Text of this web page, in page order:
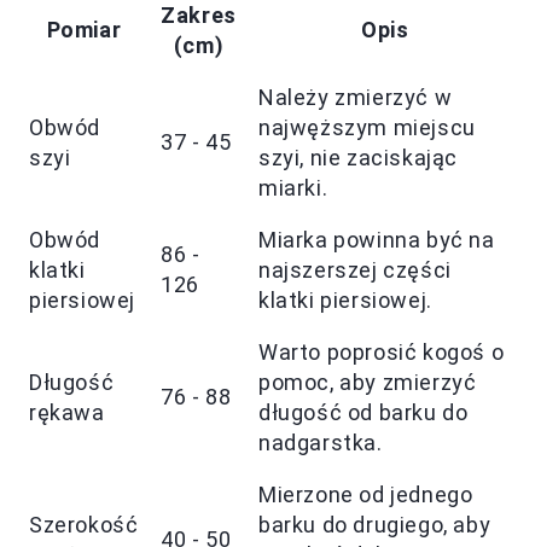
Pomiar
Zakres
(cm)
Opis
Obwód
szyi
37 - 45
Należy zmierzyć w
najwęższym miejscu
szyi, nie zaciskając
miarki.
Obwód
klatki
piersiowej
86 -
126
Miarka powinna być na
najszerszej części
klatki piersiowej.
Długość
rękawa
76 - 88
Warto poprosić kogoś o
pomoc, aby zmierzyć
długość od barku do
nadgarstka.
Szerokość
40 - 50
Mierzone od jednego
barku do drugiego, aby